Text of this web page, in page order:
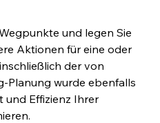
und legen Sie
Aktionen für eine oder
der von
Planung wurde ebenfalls
und Effizienz Ihrer